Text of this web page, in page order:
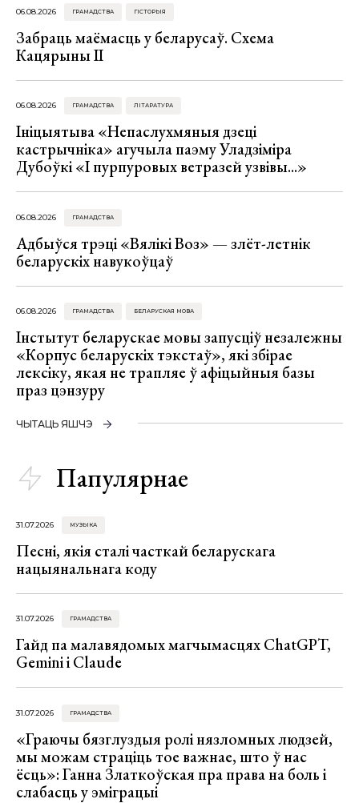
06.08.2026 ГРАМАДСТВА ГІСТОРЫЯ
Забраць маёмасць у беларусаў. Схема
Кацярыны ІІ
06.08.2026 ГРАМАДСТВА ЛІТАРАТУРА
Ініцыятыва «Непаслухмяныя дзеці
кастрычніка» агучыла паэму Уладзіміра
Дубоўкі «І пурпуровых ветразей узвівы...»
06.08.2026 ГРАМАДСТВА
Адбыўся трэці «Вялікі Воз» — злёт-летнік
беларускіх навукоўцаў
06.08.2026 ГРАМАДСТВА БЕЛАРУСКАЯ МОВА
Інстытут беларускае мовы запусціў незалежны
«Корпус беларускіх тэкстаў», які збірае
лексіку, якая не трапляе ў афіцыйныя базы
праз цэнзуру
ЧЫТАЦЬ ЯШЧЭ
Папулярнае
31.07.2026 МУЗЫКА
Песні, якія сталі часткай беларускага
нацыянальнага коду
31.07.2026 ГРАМАДСТВА
Гайд па малавядомых магчымасцях ChatGPT,
Gemini і Claude
31.07.2026 ГРАМАДСТВА
«Граючы бязглуздыя ролі нязломных людзей,
мы можам страціць тое важнае, што ў нас
ёсць»: Ганна Златкоўская пра права на боль і
слабасць у эміграцыі